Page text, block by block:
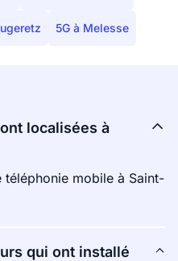
5G à Melesse
localisées à
téléphonie mobile à Saint-
qui ont installé